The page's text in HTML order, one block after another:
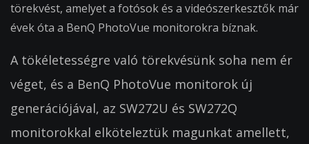
törekvést, amelyet a fotósok és a videószerkesztők már
évek óta a BenQ PhotoVue monitorokra bíznak.
A tökéletességre való törekvésünk soha nem ér
véget, és a BenQ PhotoVue monitorok új
generációjával, az SW272U és SW272Q
monitorokkal elköteleztük magunkat amellett,